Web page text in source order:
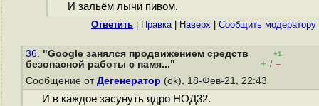
И зальём лычи пивом.
Ответить Правка| Наверх Cообщить модератору
36. "Google занялся продвижением средств
безопасной работы с памя..."
+1
+ / –
Сообщение от Дегенератор (ok), 18-Фев-21, 22:43
И в каждое засунуть ядро НОД32.